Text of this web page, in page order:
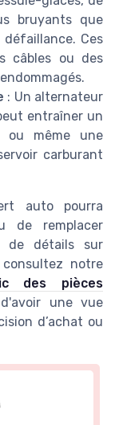
bruyants que
Ces
câbles ou des
: Un alternateur
entraîner un
ou même une
carburant
auto pourra
de remplacer
de détails sur
notre
des pièces
une vue
d’achat ou